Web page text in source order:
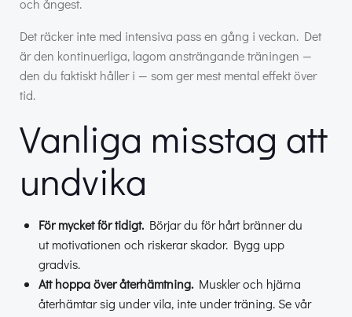
och ångest.
Det räcker inte med intensiva pass en gång i veckan. Det
är den kontinuerliga, lagom ansträngande träningen —
den du faktiskt håller i — som ger mest mental effekt över
tid.
Vanliga misstag att
undvika
För mycket för tidigt. Börjar du för hårt bränner du
ut motivationen och riskerar skador. Bygg upp
gradvis.
Att hoppa över återhämtning. Muskler och hjärna
återhämtar sig under vila, inte under träning. Se vår